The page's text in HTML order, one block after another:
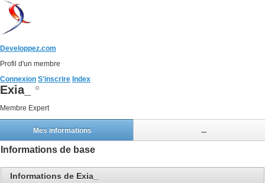
Developpez.com
Profil d'un membre
Connexion S'inscrire Index
Exia_
Membre Expert
Mes informations ...
Informations de base
Informations de Exia_